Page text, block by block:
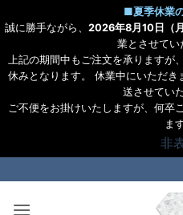
■夏季休業
誠に勝手ながら、 2026年8月10日（
業とさせてい
上記の期間中もご注文を承りますが
休みとなります。 休業中にいただ
送させてい
ご不便をお掛けいたしますが、何卒
ま
非
to
content